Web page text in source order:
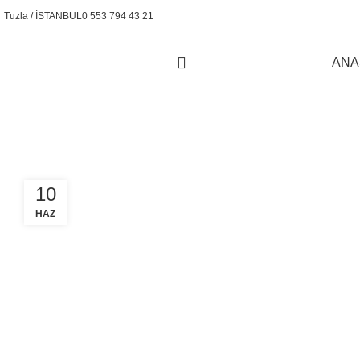
Tuzla / İSTANBUL0 553 794 43 21
10
HAZ